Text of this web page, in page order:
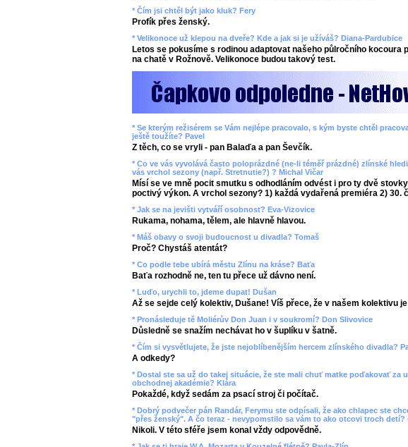
* Čím jsi chtěl být jako kluk? Fery
Profík přes ženský.
* Velikonoce už klepou na dveře? Kde a jak si je užíváš? Diana-Pardubice
Letos se pokusíme s rodinou adaptovat našeho půlročního kocoura
na chatě v Rožnově. Velikonoce budou takový test.
* Se kterým režisérem se Vám nejlépe pracovalo, s kým byste chtěl
ještě toužíte? Pavel
Z těch, co se vryli - pan Balaďa a pan Ševčík.
* Co ve vás vyvolává často poloprázdné (ne-li téměř prázdné) zlínské
vás vrchol sezony (např. Stretnutie?) ? Michal Vičar
Mísí se ve mně pocit smutku s odhodláním odvést i pro ty dvě
poctivý výkon. A vrchol sezony? 1) každá vydařená premiéra 2) 30.
* Jak se na jevišti vytváří osobnost? Eva-Vizovice
Rukama, nohama, tělem, ale hlavně hlavou.
* Máš obavy o svoji budoucnost u divadla? Tomaš
Proč? Chystáš atentát?
* Co podle tebe ubírá městu Zlínu na kráse? Baťa
Baťa rozhodně ne, ten tu přece už dávno není.
* Luďo, urychli to, jdeme dupat! Dušan
Až se sejde celý kolektiv, Dušane! Víš přece, že v našem kolektivu
* Pronásleduje tě Moliérův Don Juan i v soukromí? Don Slivovice
Důsledně se snažím nechávat ho v šuplíku v šatně.
* Čím si vysvětlujete, že jste nejoblíbenějším hercem zlínského divadla?
A odkedy?
* Dostal ste sa už do takej situácie, že ste mali chuť matke poďakovať za
obchodnej akadémie? Klára
Pokaždé, když sedám za psací stroj či počítač.
* Dobrý podvečer pán Randár, Ferymu ste odpísali, že ako chlapec ste
"přes ženský". A čo teraz - nevypomstilo sa vám to ako otcovi troch detí?
Nikoli. V této sféře jsem konal vždy odpovědně.